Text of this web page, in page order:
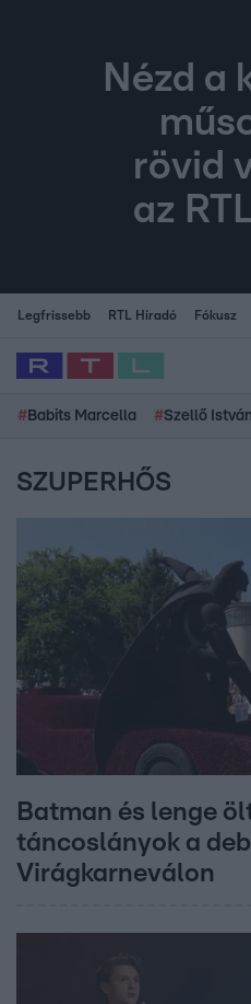
Nézd a
rövid
az
Legfrissebb RTL Híradó Fókusz
# Babits Marcella #Szellő István
SZUPERHŐS
Batman és lenge
táncoslányok a
Virágkarneválon